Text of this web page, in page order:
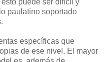
puede ser difícil y
paulatino soportado
específicas que
de ese nivel. El mayor